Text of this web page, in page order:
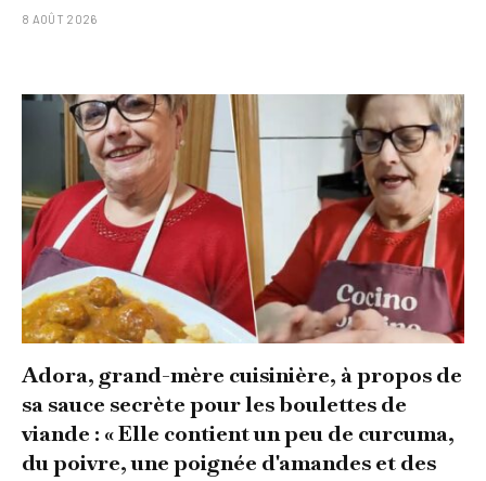
8 AOÛT 2026
Adora, grand-mère cuisinière, à propos de
sa sauce secrète pour les boulettes de
viande : « Elle contient un peu de curcuma,
du poivre, une poignée d'amandes et des